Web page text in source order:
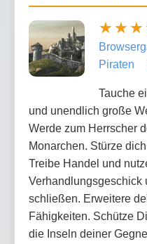
Piraten
Tauche
und unendlich große
Werde zum Herrscher
Monarchen. Stürze
Treibe Handel und
Verhandlungsgeschick
schließen. Erweitere
Fähigkeiten. Schütze
die Inseln deiner